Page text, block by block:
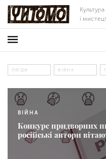
і
ЛЮДИ ВІЙНА
ВІЙНА
Конкурс придворних
російські автори